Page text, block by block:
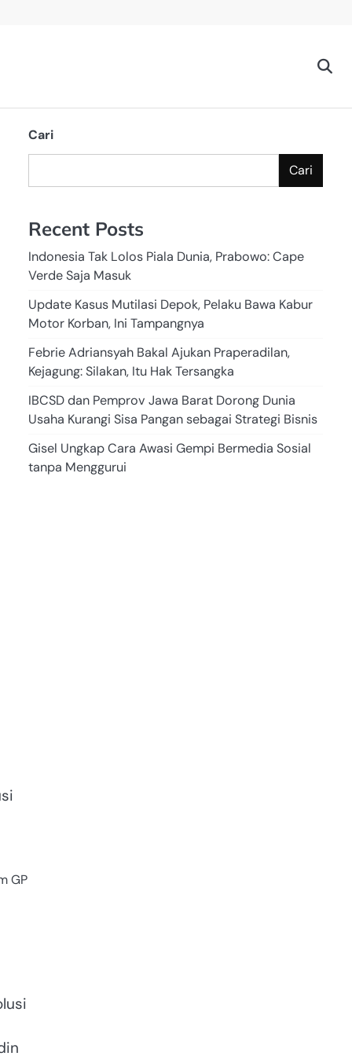
GP
Cari
Cari
Recent Posts
Indonesia Tak Lolos Piala Dunia, Prabowo: Cape
Verde Saja Masuk
Update Kasus Mutilasi Depok, Pelaku Bawa Kabur
Motor Korban, Ini Tampangnya
Febrie Adriansyah Bakal Ajukan Praperadilan,
Kejagung: Silakan, Itu Hak Tersangka
IBCSD dan Pemprov Jawa Barat Dorong Dunia
Usaha Kurangi Sisa Pangan sebagai Strategi Bisnis
Gisel Ungkap Cara Awasi Gempi Bermedia Sosial
tanpa Menggurui